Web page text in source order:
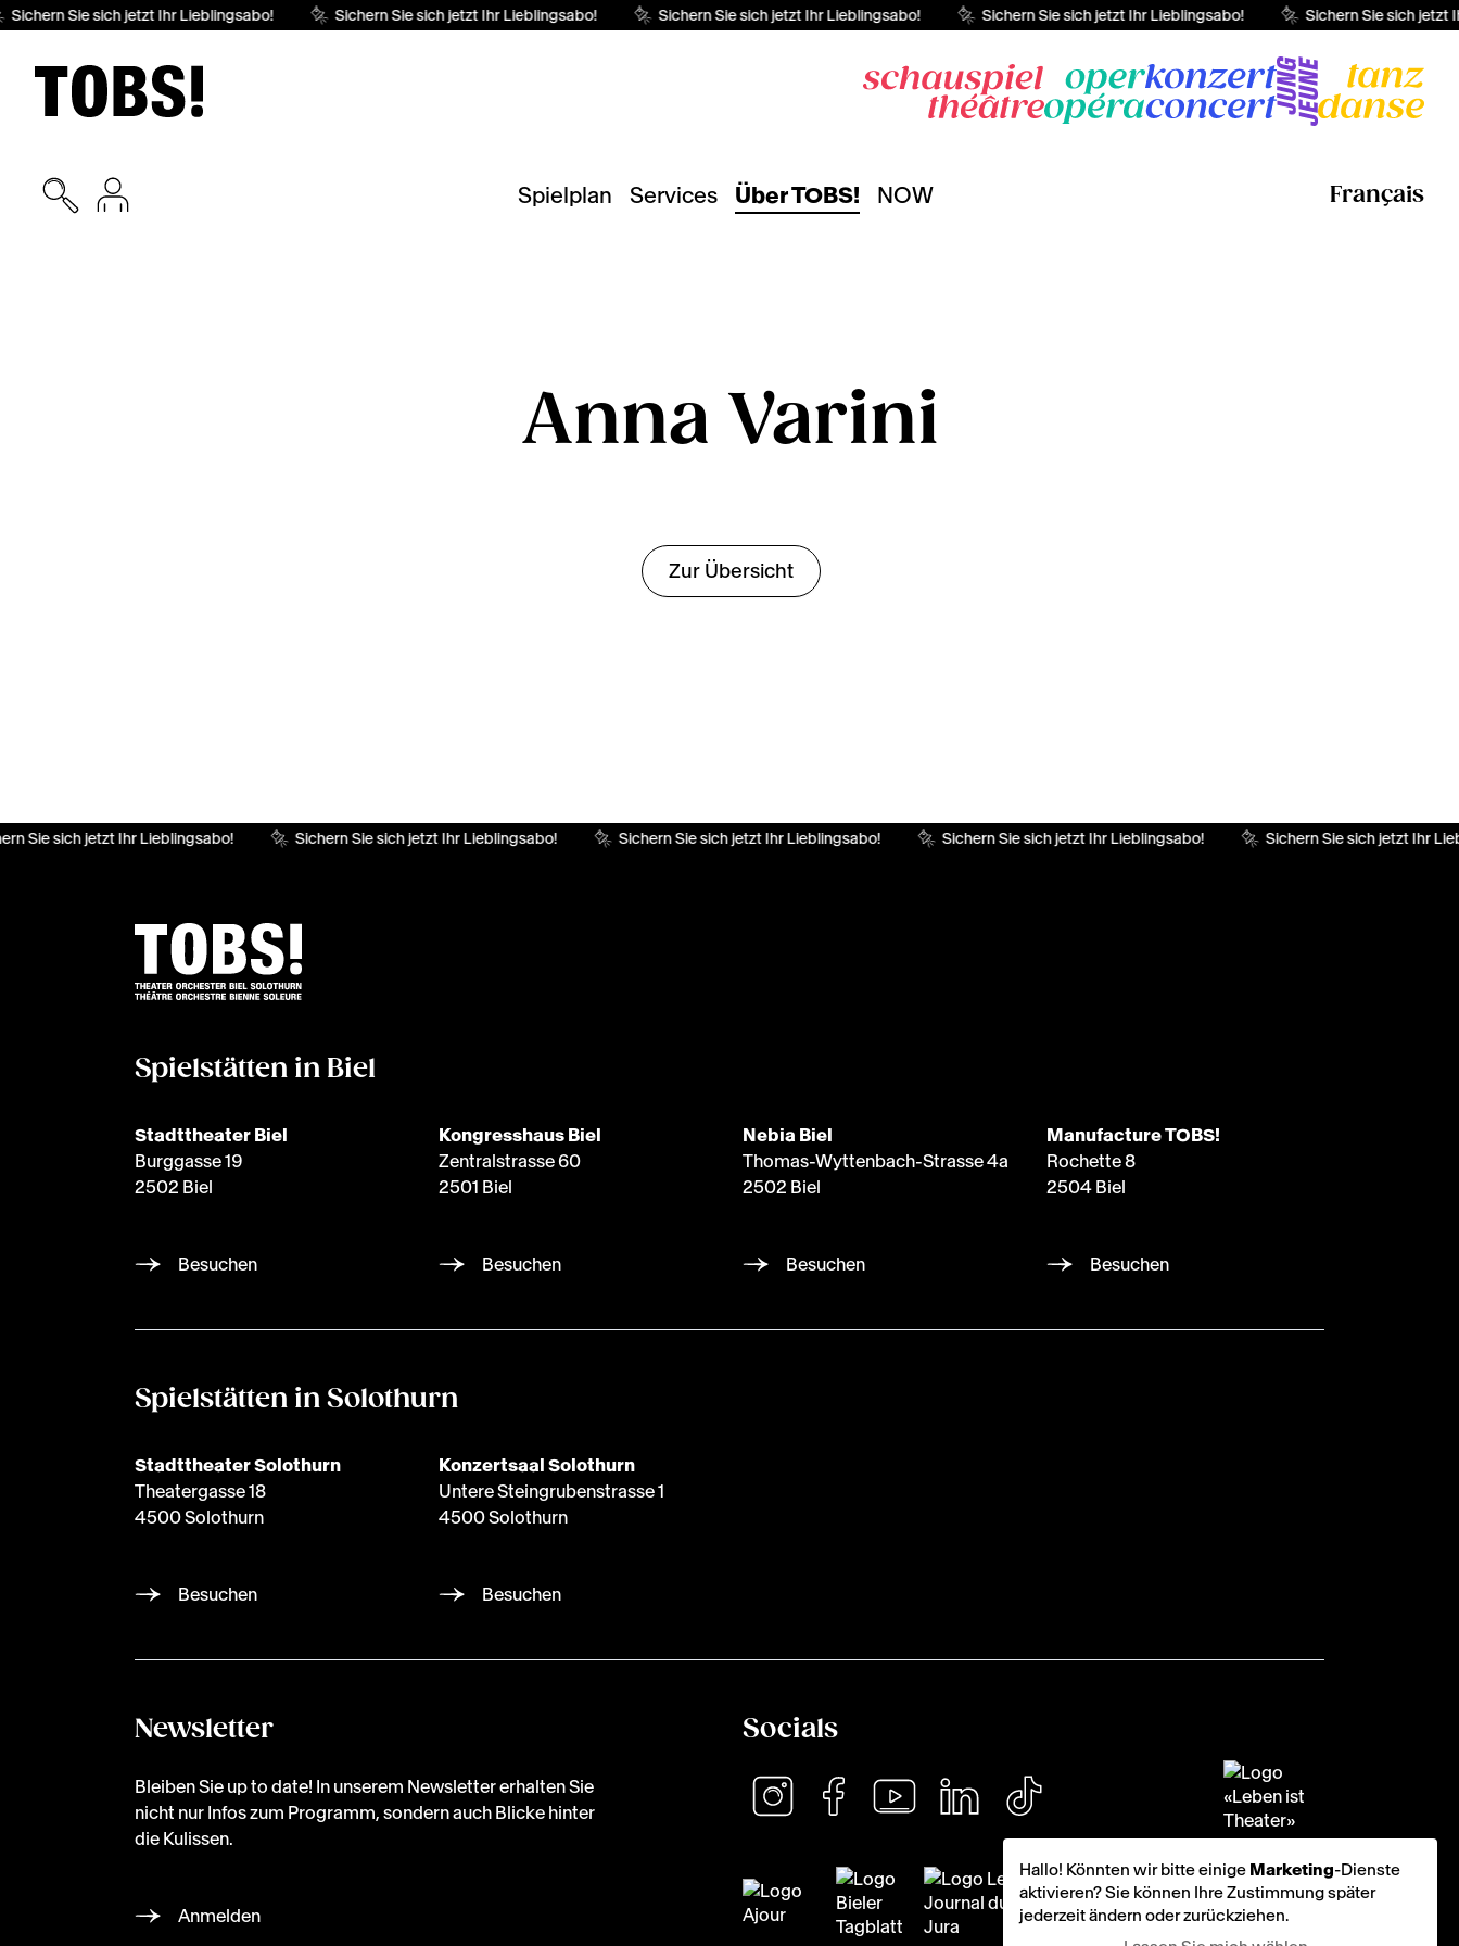
Sichern Sie sich jetzt Ihr Lieblingsabo! Sichern Sie sich jetzt Ihr Lieblingsabo! Sichern Sie sich jetzt Ihr Lieblingsabo! Sichern Sie sich jetzt Ihr Lieblingsabo! Sichern Sie sich jetzt
Spielplan Services Über TOBS! NOW Français
Anna Varini
Zur Übersicht
Sie sich jetzt Ihr Lieblingsabo! Sichern Sie sich jetzt Ihr Lieblingsabo! Sichern Sie sich jetzt Ihr Lieblingsabo! Sichern Sie sich jetzt Ihr Lieblingsabo! Sichern Sie sich jetzt Ihr
Spielstätten in Biel
Stadttheater Biel
Burggasse 19
2502 Biel
Besuchen
Kongresshaus Biel
Zentralstrasse 60
2501 Biel
Besuchen
Nebia Biel
Thomas-Wyttenbach-Strasse 4a
2502 Biel
Besuchen
Manufacture TOBS!
Rochette 8
2504 Biel
Besuchen
Spielstätten in Solothurn
Stadttheater Solothurn
Theatergasse 18
4500 Solothurn
Besuchen
Konzertsaal Solothurn
Untere Steingrubenstrasse 1
4500 Solothurn
Besuchen
Newsletter
Bleiben Sie up to date! In unserem Newsletter erhalten Sie
nicht nur Infos zum Programm, sondern auch Blicke hinter
die Kulissen.
Anmelden
Socials
Hallo! Könnten wir bitte einige Marketing-Dienste
aktivieren? Sie können Ihre Zustimmung später
jederzeit ändern oder zurückziehen.